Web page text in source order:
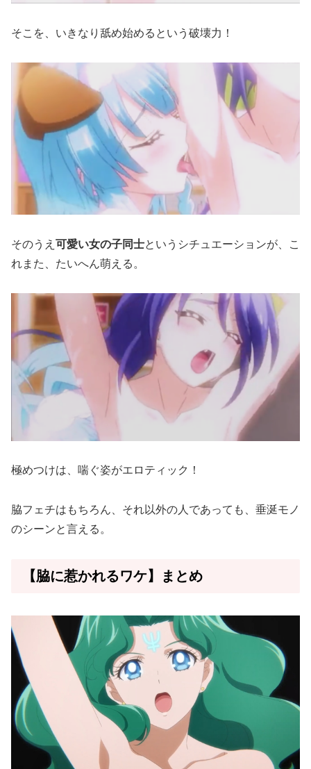
そこを、いきなり舐め始めるという破壊力！
そのうえ 可愛い女の子同士というシチュエーションが、こ
れまた、たいへん萌える。
極めつけは、喘ぐ姿がエロティック！
脇フェチはもちろん、それ以外の人であっても、垂涎モノ
のシーンと言える。
【脇に惹かれるワケ】まとめ